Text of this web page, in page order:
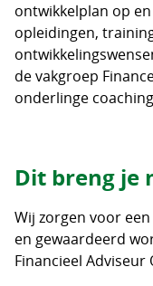
ontwikkelplan op
opleidingen,
de vakgroep
onderlinge
Dit breng je
Wij zorgen voor
en gewaardeerd
Financieel